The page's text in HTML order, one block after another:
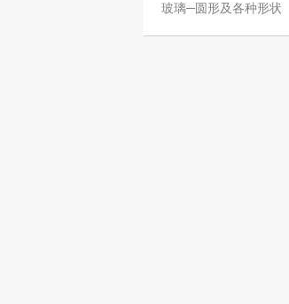
玻璃─圆形及各种形状